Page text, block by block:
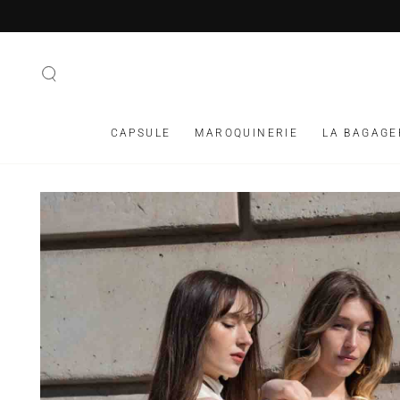
CAPSULE MAROQUINERIE LA
IGNORER LES
INFORMATIONS SUR
LE PRODUIT